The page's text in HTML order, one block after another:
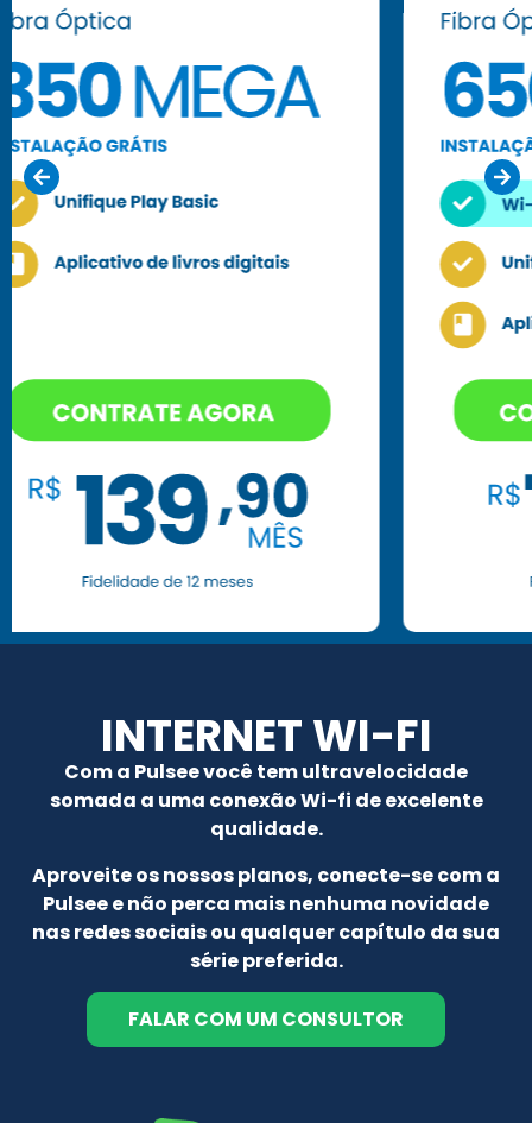
INTERNET WI-FI
Com a Pulsee você tem ultravelocidade
somada a uma conexão Wi-fi de excelente
qualidade.
Aproveite os nossos planos, conecte-se com a
Pulsee e não perca mais nenhuma novidade
nas redes sociais ou qualquer capítulo da sua
série preferida.
FALAR COM UM CONSULTOR